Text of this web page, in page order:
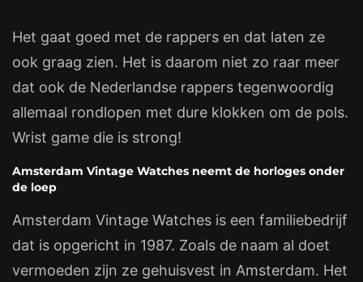
Het gaat goed met de rappers en dat laten ze
ook graag zien. Het is daarom niet zo raar meer
dat ook de Nederlandse rappers tegenwoordig
allemaal rondlopen met dure klokken om de pols.
Wrist game die is strong!
Amsterdam Vintage Watches neemt de horloges onder
de loep
Amsterdam Vintage Watches is een familiebedrijf
dat is opgericht in 1987. Zoals de naam al doet
vermoeden zijn ze gehuisvest in Amsterdam. Het